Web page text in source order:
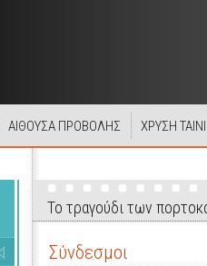
ΑΙΘΟΥΣΑ ΠΡΟΒΟΛΗΣ ΧΡΥΣΗ
Το τραγούδι των
Σύνδεσμοι